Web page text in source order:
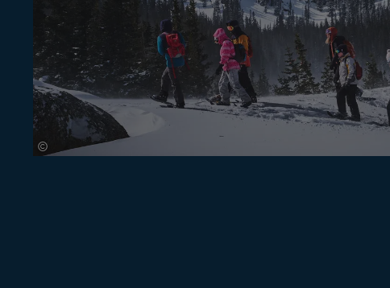
© Owen Cl